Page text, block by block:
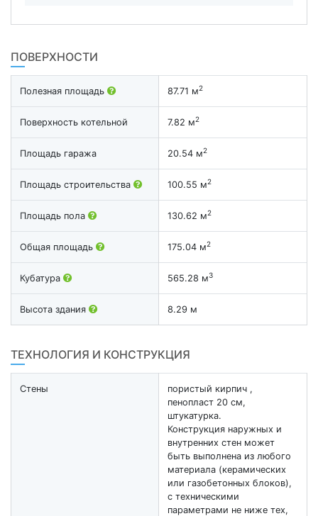
ПОВЕРХНОСТИ
Полезная площадь 87.71 м2
Поверхность котельной 7.82 м2
Площадь гаража 20.54 м2
Площадь строительства 100.55 м2
Площадь пола 130.62 м2
Общая площадь 175.04 м2
Кубатура 565.28 м3
Высота здания 8.29 м
ТЕХНОЛОГИЯ И КОНСТРУКЦИЯ
Стены
пористый кирпич ,
пенопласт 20 см,
штукатурка.
Конструкция наружных и
внутренних стен может
быть выполнена из любого
материала (керамических
или газобетонных блоков),
с техническими
параметрами не ниже тех,